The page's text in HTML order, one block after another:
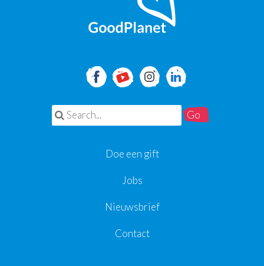
Search for:
Doe een gift
Jobs
Nieuwsbrief
Contact